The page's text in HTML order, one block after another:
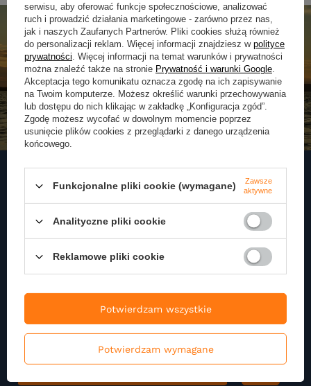
Zapisz się do naszego
Newslettera
Zapisz się do newslettera i otrzymuj najnowsze informacje o naszej
ofercie
Podaj swoje imię
Podaj swój adres e-mail
serwisu, aby oferować funkcje społecznościowe, analizować
ruch i prowadzić działania marketingowe - zarówno przez nas,
jak i naszych Zaufanych Partnerów. Pliki cookies służą również
do personalizacji reklam. Więcej informacji znajdziesz w polityce
prywatności . Więcej informacji na temat warunków i prywatności
można znaleźć także na stronie Prywatność i warunki Google
Akceptacja tego komunikatu oznacza zgodę na ich zapisywanie
na Twoim komputerze. Możesz określić warunki przechowywania
lub dostępu do nich klikając w zakładkę „Konfiguracja zgód”.
Zgodę możesz wycofać w dowolnym momencie poprzez
usunięcie plików cookies z przeglądarki z danego urządzenia
końcowego.
Funkcjonalne pliki cookie (wymagane)
Zawsze
aktywne
Analityczne pliki cookie
Reklamowe pliki cookie
Potwierdzam wymagane
Potwierdzam wszystkie